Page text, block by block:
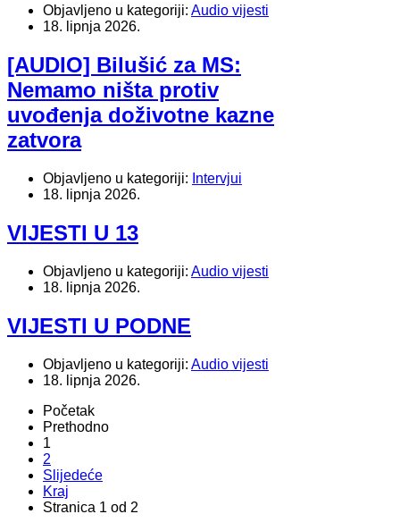
Objavljeno u kategoriji: Audio vijesti
18. lipnja 2026.
[AUDIO] Bilušić za MS:
Nemamo ništa protiv
uvođenja doživotne kazne
zatvora
Objavljeno u kategoriji: Intervjui
18. lipnja 2026.
VIJESTI U 13
Objavljeno u kategoriji: Audio vijesti
18. lipnja 2026.
VIJESTI U PODNE
Objavljeno u kategoriji: Audio vijesti
18. lipnja 2026.
Početak
Prethodno
1
2
Slijedeće
Kraj
Stranica 1 od 2